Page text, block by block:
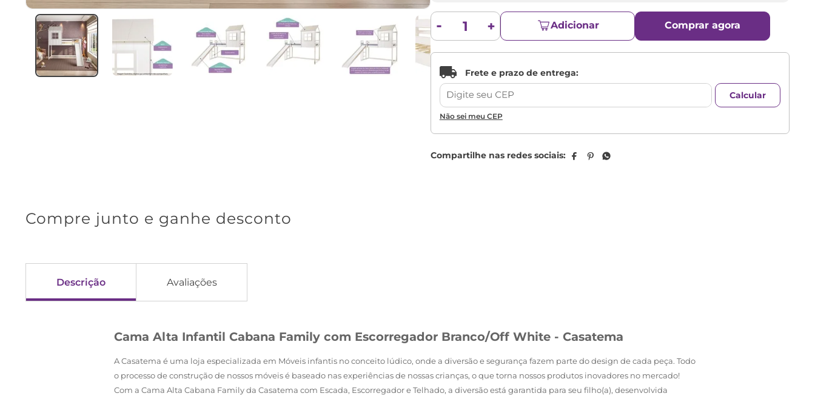
Adicionar Comprar agora
Não sei meu CEP
Descrição Avaliações
Cama Alta Infantil Cabana Family com Escorregador Branco/Off White - Casatema
A Casatema é uma loja especializada em Móveis infantis no conceito lúdico, onde a diversão e segurança fazem parte do design de cada peça. Todo
o processo de construção de nossos móveis é baseado nas experiências de nossas crianças, o que torna nossos produtos inovadores no mercado!
Com a Cama Alta Cabana Family da Casatema com Escada, Escorregador e Telhado, a diversão está garantida para seu filho(a), desenvolvida